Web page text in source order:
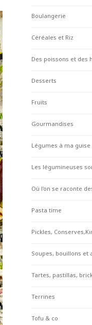
Boulangerie
Céréales et Riz
Des poissons et des
Desserts
Fruits
Gourmandises
Légumes à ma guise
Les légumineuses
Où l'on se raconte
Pasta time
Pickles,
Soupes, bouillons et
Tartes, pastillas,
Terrines
Tofu & co